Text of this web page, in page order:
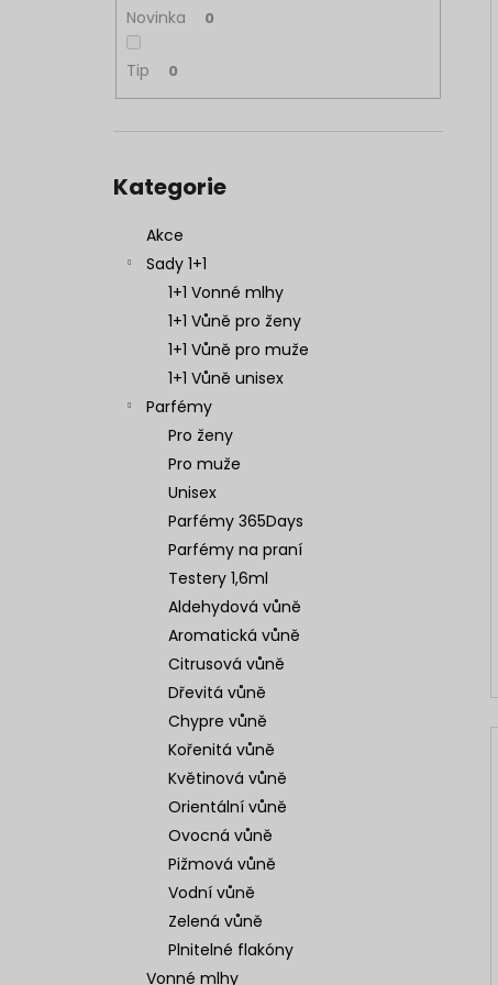
Novinka 0
Tip 0
kategorie
Kategorie
Akce
Sady 1+1
1+1 Vonné mlhy
1+1 Vůně pro ženy
1+1 Vůně pro muže
1+1 Vůně unisex
Parfémy
Pro ženy
Pro muže
Unisex
Parfémy 365Days
Parfémy na praní
Testery 1,6ml
Aldehydová vůně
Aromatická vůně
Citrusová vůně
Dřevitá vůně
Chypre vůně
Kořenitá vůně
Květinová vůně
Orientální vůně
Ovocná vůně
Pižmová vůně
Vodní vůně
Zelená vůně
Plnitelné flakóny
Vonné mlhy
NENESS P'DOXE
129 Kč